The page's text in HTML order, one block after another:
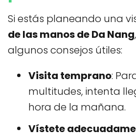
Si estás planeando una
de las manos de Da Nang
algunos consejos útiles:
Visita temprano:
multitudes, intenta
hora de la mañana.
Vístete